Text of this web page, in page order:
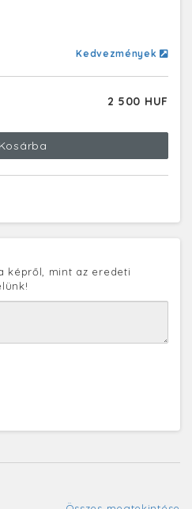
Kedvezmények
2 500 HUF
Kosárba
képről, mint az eredeti